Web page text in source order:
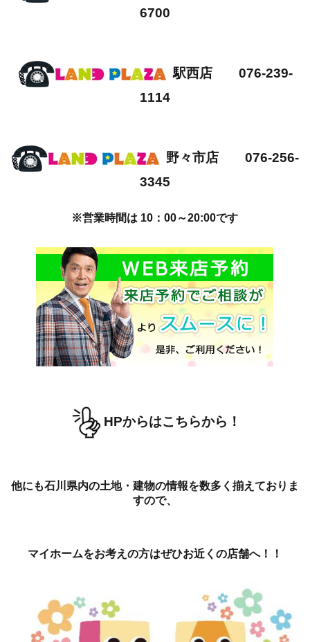
6700
駅西店 076-239-
1114
野々市店 076-256-
3345
※営業時間は 10：00～20:00です
HPからはこちらから！
他にも石川県内の土地・建物の情報を数多く揃えておりま
すので、
マイホームをお考えの方はぜひお近くの店舗へ！！